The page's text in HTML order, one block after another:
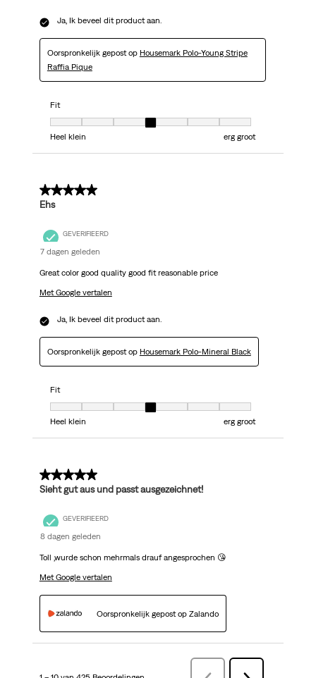
Ja, Ik beveel dit product aan.
Oorspronkelijk gepost op Housemark Polo-Young Stripe
Raffia Pique
Fit
Fit, 4 van 7, waarbij 1 gelijk is aan Heel klein en 7 gelijk is aan erg groot
Heel klein
erg groot
5 van 5 sterren.
Ehs
GEVERIFIEERD
7 dagen geleden
Great color good quality good fit reasonable price
Met Google vertalen
Ja, Ik beveel dit product aan.
Oorspronkelijk gepost op Housemark Polo-Mineral Black
Fit
Fit, 4 van 7, waarbij 1 gelijk is aan Heel klein en 7 gelijk is aan erg groot
Heel klein
erg groot
5 van 5 sterren.
Sieht gut aus und passt ausgezeichnet!
GEVERIFIEERD
8 dagen geleden
Toll ,wurde schon mehrmals drauf angesprochen 😘
Met Google vertalen
Oorspronkelijk gepost op Zalando